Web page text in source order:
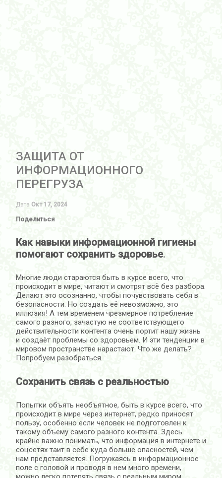
ЗАЩИТА ОТ
ИНФОРМАЦИОННОГО
ПЕРЕГРУЗА
Дата Окт 17, 2024
Поделиться
Как навыки информационной гигиены
помогают сохранить здоровье.
Многие люди стараются быть в курсе всего, что
происходит в мире, читают и смотрят всё без разбора.
Делают это осознанно, чтобы почувствовать себя в
безопасности. Но создать её невозможно, это
иллюзия! А тем временем чрезмерное потребление
самого разного, зачастую не соответствующего
действительности контента очень портит нашу жизнь
и создаёт проблемы со здоровьем. И эти тенденции в
мировом пространстве нарастают. Что же делать?
Попробуем разобраться.
Сохранить связь с реальностью
Попытки объять необъятное, быть в курсе всего, что
происходит в мире через интернет, редко приносят
пользу, особенно если человек не подготовлен к
такому объему самого разного контента. Здесь
крайне важно понимать, что информация в интернете и
соцсетях таит в себе куда больше опасностей, чем
нам представляется. Погружаясь в информационное
поле с головой и проводя в нем много времени,